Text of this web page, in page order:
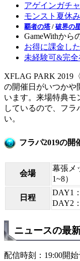
アゲインガチ
モンスト夏休
覇者の塔 / 破界の
GameWithから
お得に課金し
未経験可&完全
XFLAG PARK 2019
の開催日がいつかや
います。来場特典モ
しているので、フラ
い。
フラパ2019の開
会場
幕張メ
1~8）
日程
DAY1
DAY2
ニュースの最
配信時刻：19:00開